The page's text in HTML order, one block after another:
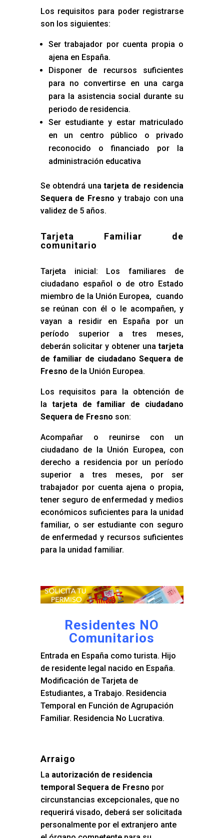
Los requisitos para poder registrarse
son los siguientes:
Ser trabajador por cuenta propia o
ajena en España.
Disponer de recursos suficientes
para no convertirse en una carga
para la asistencia social durante su
periodo de residencia.
Ser estudiante y estar matriculado
en un centro público o privado
reconocido o financiado por la
administración educativa
Se obtendrá unatarjeta de residencia
Sequera de Fresno y trabajo con una
validez de 5 años.
Tarjeta Familiar de
comunitario
Tarjeta inicial: Los familiares de
ciudadano español o de otro Estado
miembro de la Unión Europea, cuando
se reúnan con él o le acompañen, y
vayan a residir en España por un
período superior a tres meses,
deberán solicitar y obtener unatarjeta
de familiar de ciudadano Sequera de
Fresno de la Unión Europea.
Los requisitos para la obtención de
la tarjeta de familiar de ciudadano
Sequera de Fresno son:
Acompañar o reunirse con un
ciudadano de la Unión Europea, con
derecho a residencia por un período
superior a tres meses, por ser
trabajador por cuenta ajena o propia,
tener seguro de enfermedad y medios
económicos suficientes para la unidad
familiar, o ser estudiante con seguro
de enfermedad y recursos suficientes
para la unidad familiar.
Residentes NO
Comunitarios
Entrada en España como turista. Hijo
de residente legal nacido en España.
Modificación de Tarjeta de
Estudiantes, a Trabajo. Residencia
Temporal en Función de Agrupación
Familiar. Residencia No Lucrativa.
Arraigo
La autorización de residencia
temporal Sequera de Fresno por
circunstancias excepcionales, que no
requerirá visado, deberá ser solicitada
personalmente por el extranjero ante